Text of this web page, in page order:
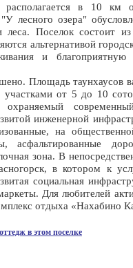
в 10
лесного озера"
леса. Поселок состоит
альтернативой
и
Площадь таунхаусов
от 5 до 10
инженерной
на
асфальтированные
зона. В
в котором к
социальная
Для любителей
отдыха «Нахабино
в этом поселке